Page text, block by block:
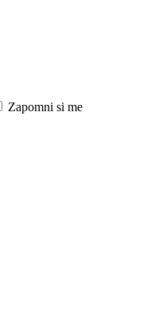
Zapomni si me